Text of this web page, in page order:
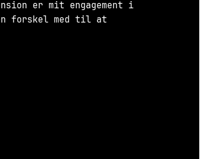
er mit engagement i
forskel med til at